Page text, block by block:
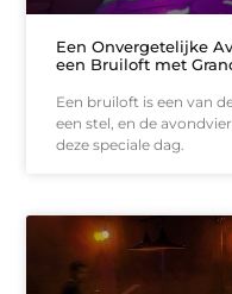
Een Onvergetelijke
een Bruiloft met
Een bruiloft is een van
een stel, en de
deze speciale dag.